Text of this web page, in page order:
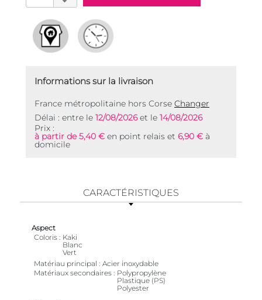
Informations sur la livraison
France métropolitaine hors Corse Changer
Délai : entre le 12/08/2026et le 14/08/2026
Prix :
à partir de 5,40 € en point relais et 6,90 € à
domicile
CARACTÉRISTIQUES
Aspect
Coloris
Kaki
Blanc
Vert
Matériau principal
Acier inoxydable
Matériaux secondaires
Polypropylène
Plastique (PS)
Polyester